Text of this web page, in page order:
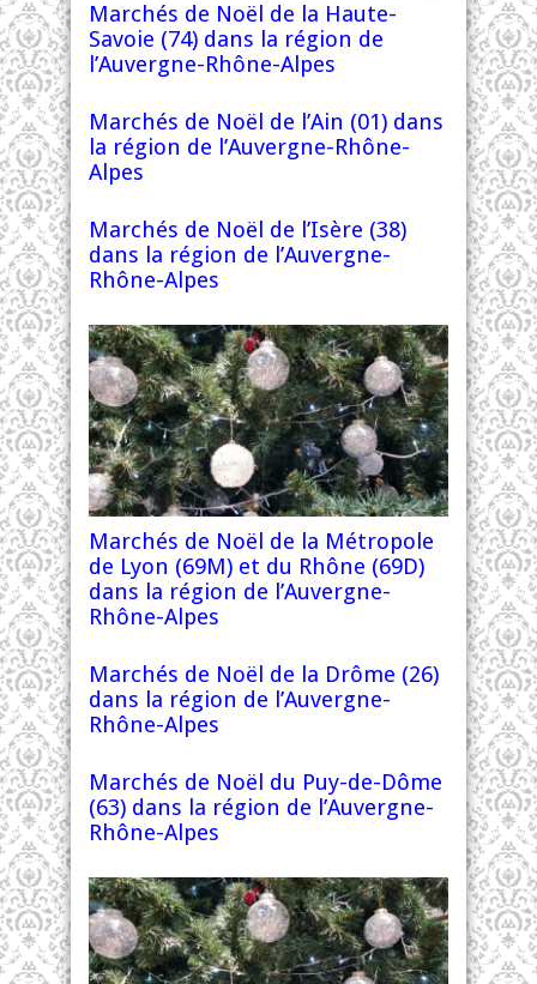
Marchés de Noël de la Haute-
Savoie (74) dans la région de
l’Auvergne-Rhône-Alpes
Marchés de Noël de l’Ain (01) dans
la région de l’Auvergne-Rhône-
Alpes
Marchés de Noël de l’Isère (38)
dans la région de l’Auvergne-
Rhône-Alpes
Marchés de Noël de la Métropole
de Lyon (69M) et du Rhône (69D)
dans la région de l’Auvergne-
Rhône-Alpes
Marchés de Noël de la Drôme (26)
dans la région de l’Auvergne-
Rhône-Alpes
Marchés de Noël du Puy-de-Dôme
(63) dans la région de l’Auvergne-
Rhône-Alpes